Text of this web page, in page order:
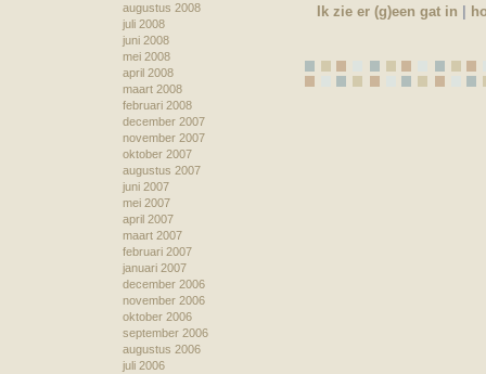
augustus 2008
juli 2008
juni 2008
mei 2008
april 2008
maart 2008
februari 2008
december 2007
november 2007
oktober 2007
augustus 2007
juni 2007
mei 2007
april 2007
maart 2007
februari 2007
januari 2007
december 2006
november 2006
oktober 2006
september 2006
augustus 2006
juli 2006
Ik zie er (g)een gat in